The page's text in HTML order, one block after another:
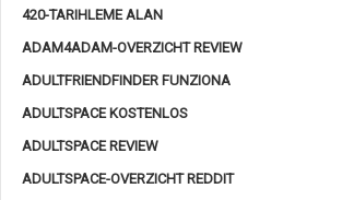
420-TARIHLEME ALAN
ADAM4ADAM-OVERZICHT REVIEW
ADULTFRIENDFINDER FUNZIONA
ADULTSPACE KOSTENLOS
ADULTSPACE REVIEW
ADULTSPACE-OVERZICHT REDDIT